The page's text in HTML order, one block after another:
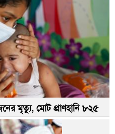
মৃত্যু, মোট প্রাণহানি ৮২৫